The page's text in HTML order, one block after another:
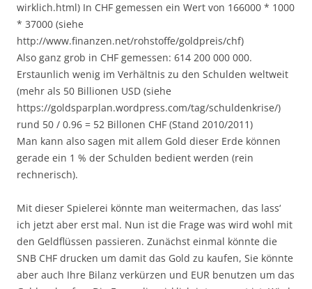
wirklich.html) In CHF gemessen ein Wert von 166000 * 1000
* 37000 (siehe
http://www.finanzen.net/rohstoffe/goldpreis/chf)
Also ganz grob in CHF gemessen: 614 200 000 000.
Erstaunlich wenig im Verhältnis zu den Schulden weltweit
(mehr als 50 Billionen USD (siehe
https://goldsparplan.wordpress.com/tag/schuldenkrise/)
rund 50 / 0.96 = 52 Billonen CHF (Stand 2010/2011)
Man kann also sagen mit allem Gold dieser Erde können
gerade ein 1 % der Schulden bedient werden (rein
rechnerisch).
Mit dieser Spielerei könnte man weitermachen, das lass‘
ich jetzt aber erst mal. Nun ist die Frage was wird wohl mit
den Geldflüssen passieren. Zunächst einmal könnte die
SNB CHF drucken um damit das Gold zu kaufen, Sie könnte
aber auch Ihre Bilanz verkürzen und EUR benutzen um das